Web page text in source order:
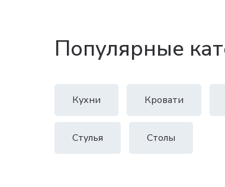
Популярные
Кухни Кровати
Стулья Столы